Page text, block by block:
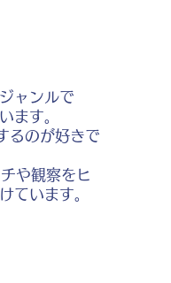
ャンルで
ます。
るのが好きで
や観察をヒ
ています。